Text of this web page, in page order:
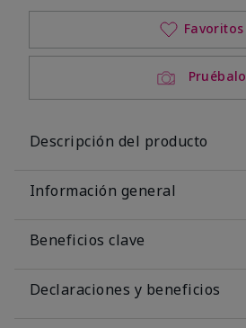
Pruébalo
Favoritos
Descripción del producto
Información general
Beneficios clave
Declaraciones y beneficios